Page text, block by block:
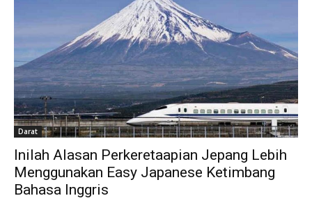
Darat
Inilah Alasan Perkeretaapian Jepang Lebih
Menggunakan Easy Japanese Ketimbang
Bahasa Inggris